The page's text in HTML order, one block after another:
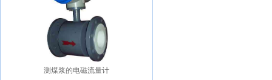
测煤浆的电磁流量计